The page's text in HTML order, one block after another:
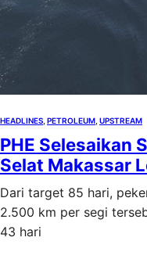
HEADLINES PETROLEUM UPSTREAM
PHE Selesaikan
Selat Makassar
Dari target 85 hari,
2.500 km per segi
43 hari